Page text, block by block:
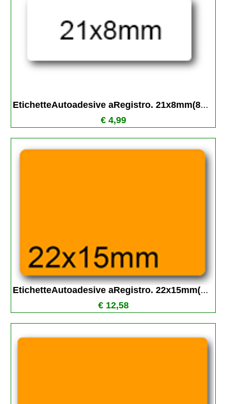
EtichetteAutoadesive aRegistro. 21x8mm(8...
€ 4,99
EtichetteAutoadesive aRegistro. 22x15mm(...
€ 12,58